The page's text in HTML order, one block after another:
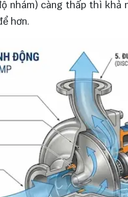
nhám) càng thấp thì
hơn.